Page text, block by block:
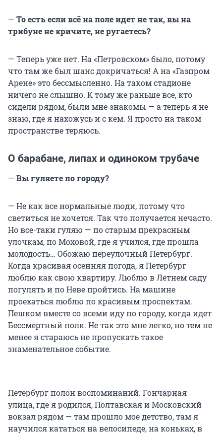
— То есть если всё на поле идет не так, вы на
трибуне не кричите, не ругаетесь?
— Теперь уже нет. На «Петровском» было, потому
что там же был шанс докричаться! А на «Газпром
Арене» это бессмысленно. На таком стадионе
ничего не слышно. К тому же раньше все, кто
сидели рядом, были мне знакомы — а теперь я не
знаю, где я нахожусь и с кем. Я просто на таком
пространстве теряюсь.
О барабане, липах и одиноком трубаче
— Вы гуляете по городу?
— Не как все нормальные люди, потому что
светиться не хочется. Так что получается нечасто.
Но все-таки гуляю — по старым прекрасным
улочкам, по Моховой, где я учился, где прошла
молодость… Обожаю переулочный Петербург.
Когда красивая осенняя погода, я Петербург
люблю как свою квартиру. Люблю в Летнем саду
погулять и по Неве пройтись. На машине
проехаться люблю по красивым проспектам.
Пешком вместе со всеми иду по городу, когда идет
Бессмертный полк. Не так это мне легко, но тем не
менее я стараюсь не пропускать такое
знаменательное событие.
Петербург полон воспоминаний. Гончарная
улица, где я родился, Полтавская и Московский
вокзал рядом — там прошло мое детство, там я
научился кататься на велосипеде, на коньках, в